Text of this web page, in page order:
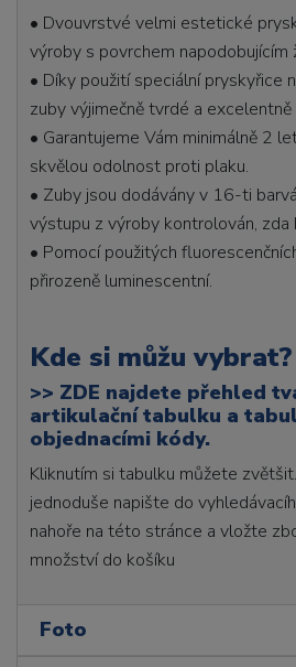
• Dvouvrstvé velmi estetické
výroby s povrchem napodobujícím
• Díky použití speciální pryskyřice
zuby výjimečně tvrdé a excelentně
• Garantujeme Vám minimálně 2
skvělou odolnost proti plaku.
• Zuby jsou dodávány v 16-ti
výstupu z výroby kontrolován, zda
• Pomocí použitých
přirozeně luminescentní.
Kde si můžu vybrat?
>> ZDE najdete přehled
artikulační tabulku a
objednacími kódy.
Kliknutím si tabulku můžete
jednoduše napište do
nahoře na této stránce a vložte
množství do košíku
Foto